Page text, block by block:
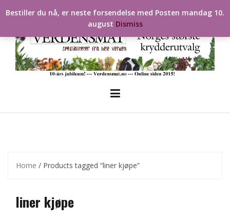
to
Home / Products tagged “liner kjøpe”
liner kjøpe
Bestiller du nå, er neste forsendelse med Posten mandag 10.
august Dismiss